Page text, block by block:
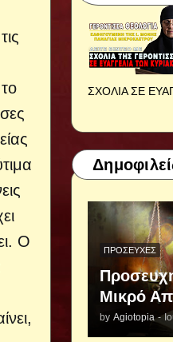
Ο
ΣΧΟΛΙΑ ΣΕ
ΠΡΟΣΕΥΧΈΣ
Μικρό
by Agiotopia -